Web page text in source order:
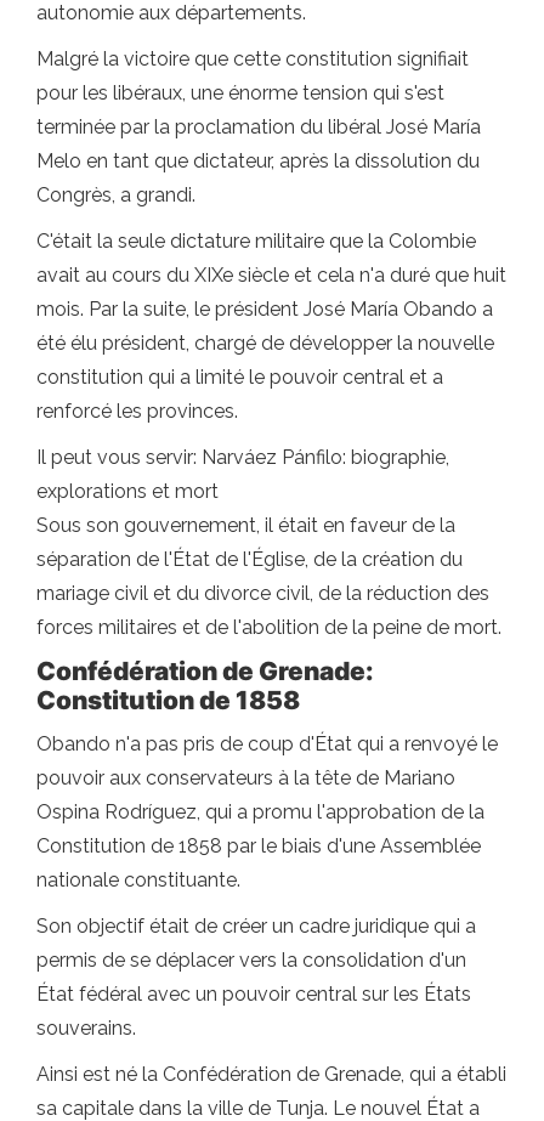
autonomie aux départements.
Malgré la victoire que cette constitution signifiait
pour les libéraux, une énorme tension qui s'est
terminée par la proclamation du libéral José María
Melo en tant que dictateur, après la dissolution du
Congrès, a grandi.
C'était la seule dictature militaire que la Colombie
avait au cours du XIXe siècle et cela n'a duré que huit
mois. Par la suite, le président José María Obando a
été élu président, chargé de développer la nouvelle
constitution qui a limité le pouvoir central et a
renforcé les provinces.
Il peut vous servir: Narváez Pánfilo: biographie,
explorations et mort
Sous son gouvernement, il était en faveur de la
séparation de l'État de l'Église, de la création du
mariage civil et du divorce civil, de la réduction des
forces militaires et de l'abolition de la peine de mort.
Confédération de Grenade:
Constitution de 1858
Obando n'a pas pris de coup d'État qui a renvoyé le
pouvoir aux conservateurs à la tête de Mariano
Ospina Rodríguez, qui a promu l'approbation de la
Constitution de 1858 par le biais d'une Assemblée
nationale constituante.
Son objectif était de créer un cadre juridique qui a
permis de se déplacer vers la consolidation d'un
État fédéral avec un pouvoir central sur les États
souverains.
Ainsi est né la Confédération de Grenade, qui a établi
sa capitale dans la ville de Tunja. Le nouvel État a